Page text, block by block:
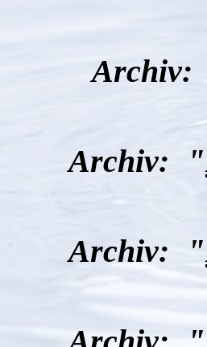
Archiv:
Archiv:
"
Archiv:
"